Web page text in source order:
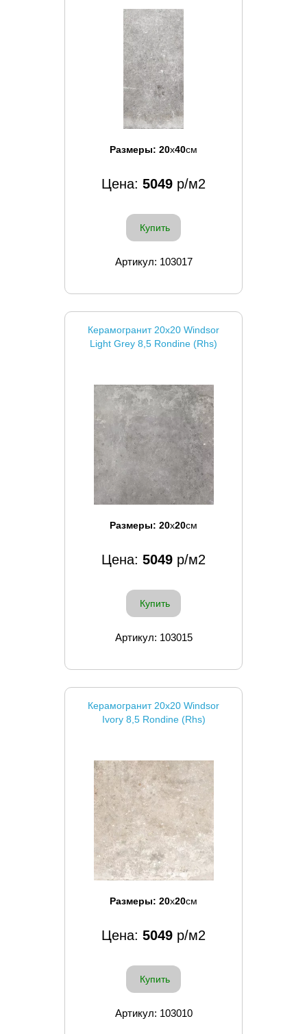
Размеры: 20x40см
Цена: 5049 р/м2
Купить
Артикул: 103017
Керамогранит 20x20 Windsor
Light Grey 8,5 Rondine (Rhs)
Размеры: 20x20см
Цена: 5049 р/м2
Купить
Артикул: 103015
Керамогранит 20x20 Windsor
Ivory 8,5 Rondine (Rhs)
Размеры: 20x20см
Цена: 5049 р/м2
Купить
Артикул: 103010